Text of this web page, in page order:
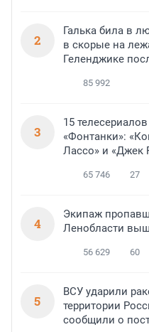
2
Галька била в
в скорые на
Геленджике
85 992
3
15
«Фонтанки»:
Лассо» и «Джек
65 746 27
4
Экипаж
Ленобласти
56 629 60
5
ВСУ ударили
территории
сообщили о